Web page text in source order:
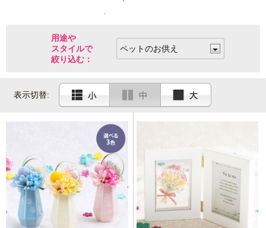
お花をご用意しました。
用途や
スタイルで
絞り込む：
表示切替: